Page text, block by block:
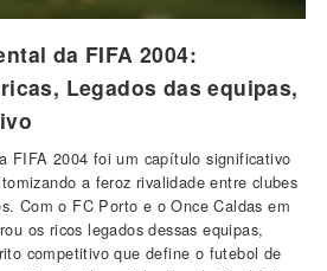
da FIFA 2004:
Legados das equipas,
FIFA 2004 foi um capítulo significativo
a feroz rivalidade entre clubes
Com o FC Porto e o Once Caldas em
os ricos legados dessas equipas,
competitivo que define o futebol de